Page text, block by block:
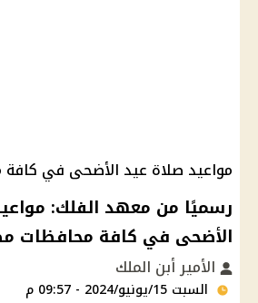
مواعيد صلاة عيد الأضحى في
رسميًا من معهد الفلك:
الأضحى في كافة محافظات
الأمير أبن الملك
السبت 15/يونيو/2024 - 09:57 م